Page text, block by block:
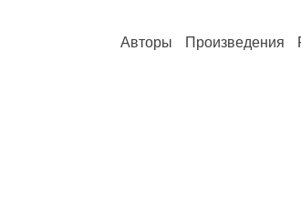
Авторы Произведения